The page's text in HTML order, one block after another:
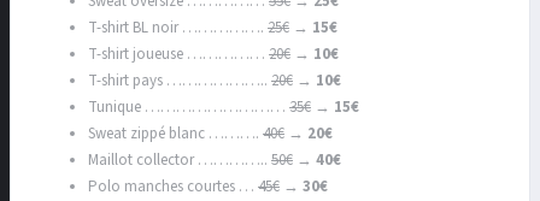
T-shirt BL noir ……………. 25€ → 15€
T-shirt joueuse …………… 20€ → 10€
T-shirt pays ……………….. 20€ → 10€
Tunique ……………………… 35€ → 15€
Sweat zippé blanc ………. 40€ → 20€
Maillot collector ………….. 50€ → 40€
Polo manches courtes … 45€ → 30€